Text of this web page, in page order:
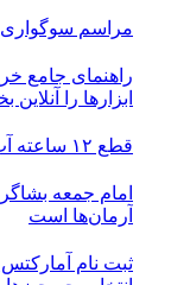
مراسم سوگواری
راهنمای جامع
ابزارها را آنلاین
قطع ۱۲ ساعته آب در ۲ محله بندرعباس
امام جمعه
آرمان‌ها است
ثبت نام آمارکتس